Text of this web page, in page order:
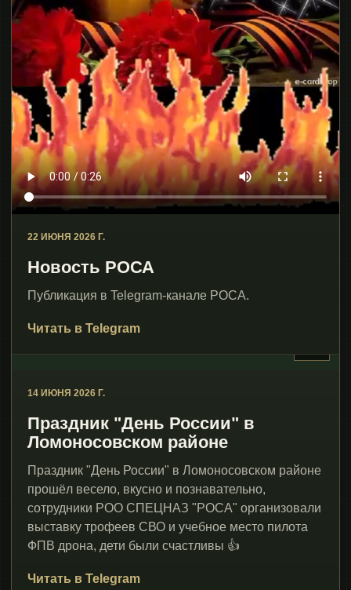
22 ИЮНЯ 2026 Г.
Новость РОСА
Публикация в Telegram-канале РОСА.
Читать в Telegram
14 ИЮНЯ 2026 Г.
Праздник "День России" в
Ломоносовском районе
Праздник "День России" в Ломоносовском районе
прошёл весело, вкусно и познавательно,
сотрудники РОО СПЕЦНАЗ "РОСА" организовали
выставку трофеев СВО и учебное место пилота
ФПВ дрона, дети были счастливы 👍
Читать в Telegram